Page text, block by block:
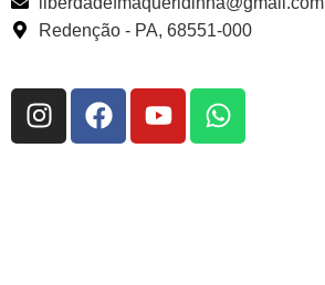
Redenção - PA, 68551-000